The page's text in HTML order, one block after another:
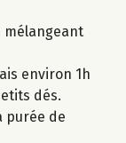
mélangeant
environ 1h
dés.
purée de